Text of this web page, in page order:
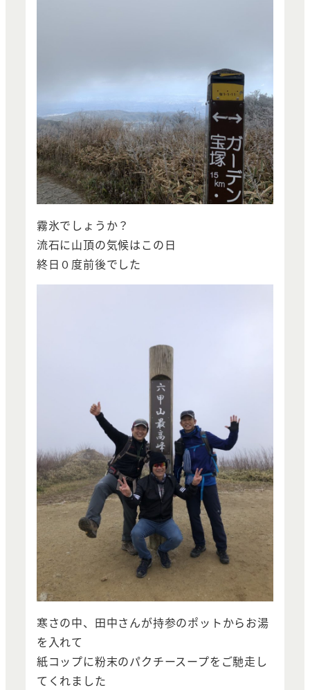
霧氷でしょうか？
流石に山頂の気候はこの日
終日０度前後でした
寒さの中、田中さんが持参のポットからお湯
を入れて
紙コップに粉末のパクチースープをご馳走し
てくれました